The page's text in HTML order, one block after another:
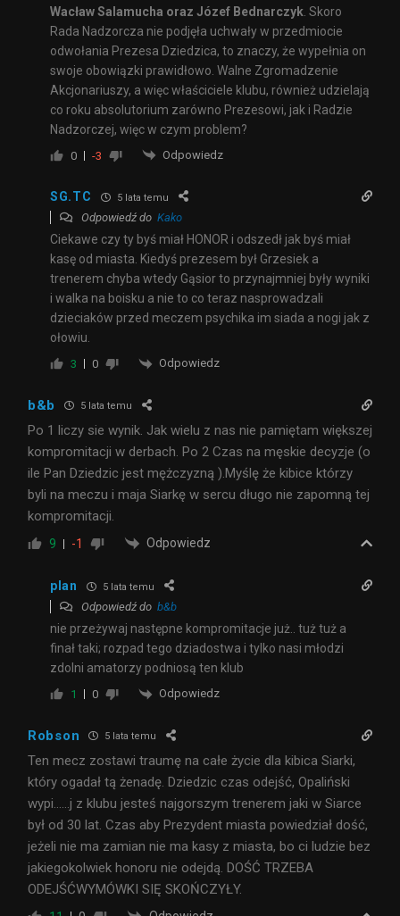
Wacław Salamucha oraz Józef Bednarczyk . Skoro
Rada Nadzorcza nie podjęła uchwały w przedmiocie
odwołania Prezesa Dziedzica, to znaczy, że wypełnia on
swoje obowiązki prawidłowo. Walne Zgromadzenie
Akcjonariuszy, a więc właściciele klubu, również udzielają
co roku absolutorium zarówno Prezesowi, jak i Radzie
Nadzorczej, więc w czym problem?
0 -3 Odpowiedz
SG.TC 5 lata temu
Odpowiedź do Kako
Ciekawe czy ty byś miał HONOR i odszedł jak byś miał
kasę od miasta. Kiedyś prezesem był Grzesiek a
trenerem chyba wtedy Gąsior to przynajmniej były wyniki
i walka na boisku a nie to co teraz nasprowadzali
dzieciaków przed meczem psychika im siada a nogi jak z
ołowiu.
3 0 Odpowiedz
b&b 5 lata temu
Po 1 liczy sie wynik. Jak wielu z nas nie pamiętam większej
kompromitacji w derbach. Po 2 Czas na męskie decyzje (o
ile Pan Dziedzic jest mężczyzną ).Myślę że kibice którzy
byli na meczu i maja Siarkę w sercu długo nie zapomną tej
kompromitacji.
9 -1 Odpowiedz
plan 5 lata temu
Odpowiedź do b&b
nie przeżywaj następne kompromitacje już.. tuż tuż a
finał taki; rozpad tego dziadostwa i tylko nasi młodzi
zdolni amatorzy podniosą ten klub
1 0 Odpowiedz
Robson 5 lata temu
Ten mecz zostawi traumę na całe życie dla kibica Siarki,
który ogadał tą żenadę. Dziedzic czas odejść, Opaliński
wypi……j z klubu jesteś najgorszym trenerem jaki w Siarce
był od 30 lat. Czas aby Prezydent miasta powiedział dość,
jeżeli nie ma zamian nie ma kasy z miasta, bo ci ludzie bez
jakiegokolwiek honoru nie odejdą. DOŚĆ TRZEBA
ODEJŚĆWYMÓWKI SIĘ SKOŃCZYŁY.